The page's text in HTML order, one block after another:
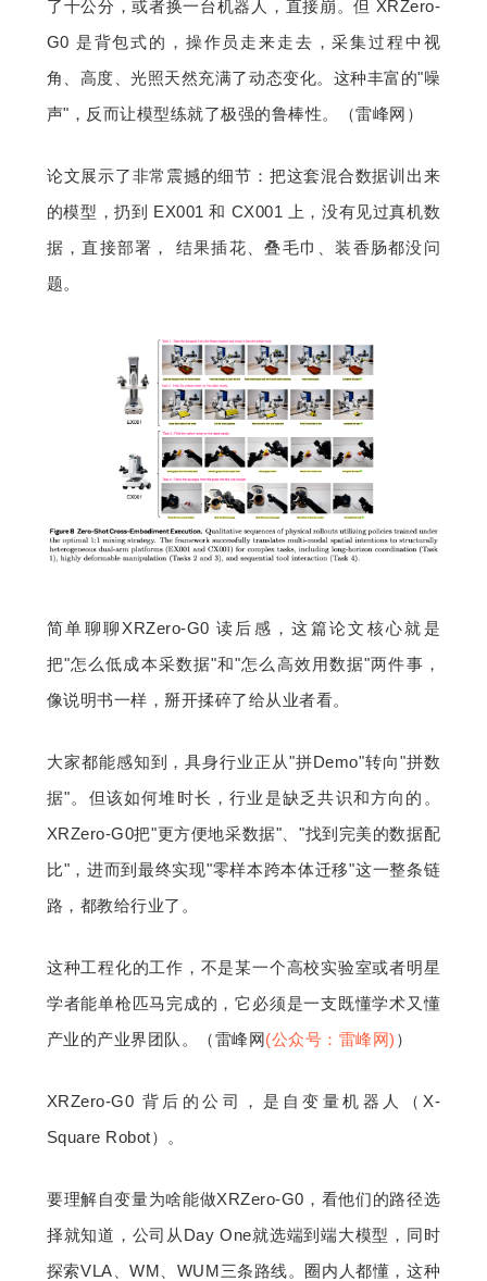
了十公分，或者换一台机器人，直接崩。但 XRZero-
G0 是背包式的，操作员走来走去，采集过程中视
角、高度、光照天然充满了动态变化。这种丰富的"噪
声"，反而让模型练就了极强的鲁棒性。（雷峰网）
论文展示了非常震撼的细节：把这套混合数据训出来
的模型，扔到 EX001 和 CX001 上，没有见过真机数
据，直接部署， 结果插花、叠毛巾、装香肠都没问
题。
简单聊聊XRZero-G0 读后感，这篇论文核心就是
把"怎么低成本采数据"和"怎么高效用数据"两件事，
像说明书一样，掰开揉碎了给从业者看。
大家都能感知到，具身行业正从"拼Demo"转向"拼数
据"。但该如何堆时长，行业是缺乏共识和方向的。
XRZero-G0把"更方便地采数据"、"找到完美的数据配
比"，进而到最终实现"零样本跨本体迁移"这一整条链
路，都教给行业了。
这种工程化的工作，不是某一个高校实验室或者明星
学者能单枪匹马完成的，它必须是一支既懂学术又懂
产业的产业界团队。（雷峰网(公众号：雷峰网) ）
XRZero-G0 背后的公司，是自变量机器人（X-
Square Robot）。
要理解自变量为啥能做XRZero-G0，看他们的路径选
择就知道，公司从Day One就选端到端大模型，同时
探索VLA、WM、WUM三条路线。圈内人都懂，这种